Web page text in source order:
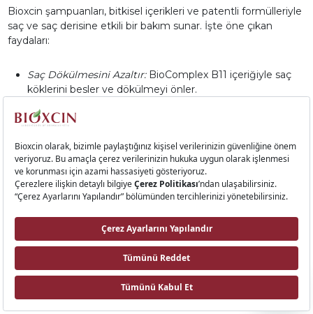
Bioxcin şampuanları, bitkisel içerikleri ve patentli formülleriyle
saç ve saç derisine etkili bir bakım sunar. İşte öne çıkan
faydaları:
Saç Dökülmesini Azaltır:BioComplex B11 içeriğiyle saç
köklerini besler ve dökülmeyi önler.
Hacim Kazandırır:
Onarır ve Besler: Yıpranmış saçları onarır, parlaklık
kazandırır ve saçın elastikiyetini artırır.
Kepek Sorununu Giderir:Kepek oluşumunu engelleyerek
saç derisinin sağlıklı kalmasına yardımcı olur.
Doğal İçeriklerle Güvenli Bakım
Bioxcin şampuanları, sülfatsız ve parabensiz formülleriyle